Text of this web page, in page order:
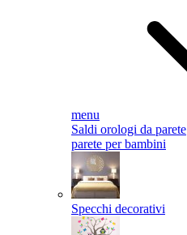
menu
Saldi orologi da parete
parete per bambini
Specchi decorativi